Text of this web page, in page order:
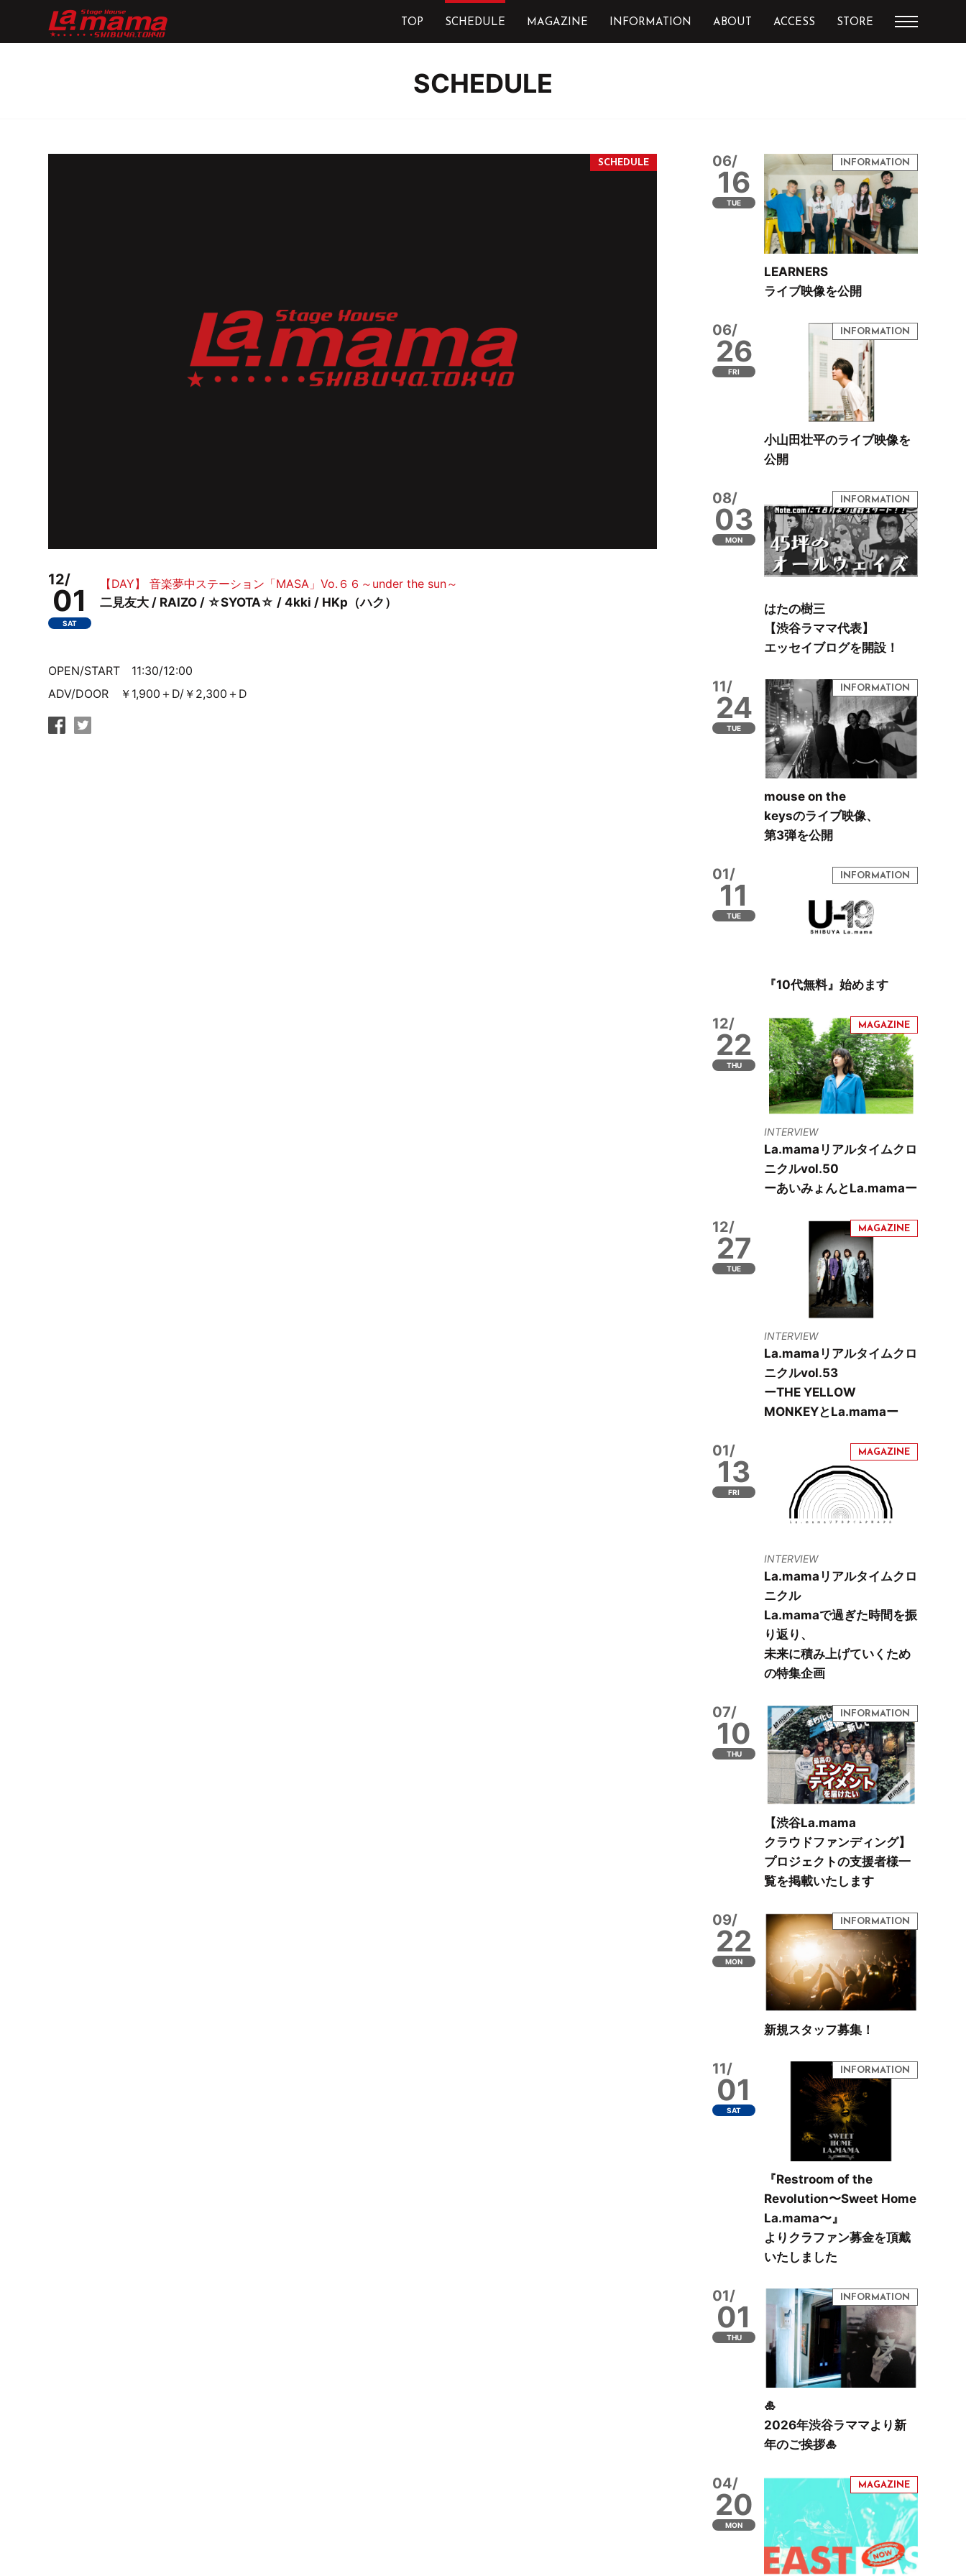
TOP SCHEDULE MAGAZINE INFORMATION ABOUT ACCESS STORE
SCHEDULE
12/
01
SAT
【DAY】 音楽夢中ステーション「MASA」Vo.６６～under the sun～
二見友大 / RAIZO / ☆SYOTA☆ / 4kki / HKp（ハク）
OPEN/START 11:30/12:00
ADV/DOOR ￥1,900＋D/￥2,300＋D
06/
16
TUE
LEARNERS
ライブ映像を公開
06/
26
FRI
小山田壮平のライブ映像を
公開
08/
03
MON
はたの樹三
【渋谷ラママ代表】
エッセイブログを開設！
11/
24
TUE
mouse on the
keysのライブ映像、
第3弾を公開
01/
11
TUE
『10代無料』始めます
12/
22
THU
INTERVIEW
La.mamaリアルタイムクロ
ニクルvol.50
ーあいみょんとLa.mamaー
12/
27
TUE
INTERVIEW
La.mamaリアルタイムクロ
ニクルvol.53
ーTHE YELLOW
MONKEYとLa.mamaー
01/
13
FRI
INTERVIEW
La.mamaリアルタイムクロ
ニクル
La.mamaで過ぎた時間を振
り返り、
未来に積み上げていくため
の特集企画
07/
10
THU
【渋谷La.mama
クラウドファンディング】
プロジェクトの支援者様一
覧を掲載いたします
09/
22
MON
新規スタッフ募集！
11/
01
SAT
『Restroom of the
Revolution〜Sweet Home
La.mama〜』
よりクラファン募金を頂戴
いたしました
01/
01
THU
🎍
2026年渋谷ラママより新
年のご挨拶🎍
04/
20
MON